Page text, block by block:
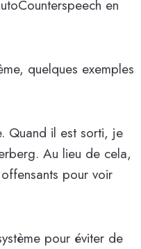
en
quelques exemples
Quand il est sorti, je
Au lieu de cela,
pour voir
pour éviter de